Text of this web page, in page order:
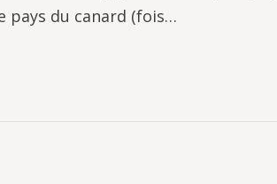
pays du canard (fois…